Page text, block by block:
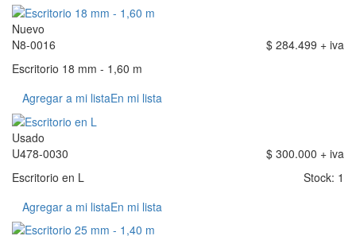
Nuevo
N8-0016
$ 284.499 + iva
Escritorio 18 mm - 1,60 m
Agregar a mi listaEn mi lista
Usado
U478-0030
$ 300.000 + iva
Escritorio en L
Stock: 1
Agregar a mi listaEn mi lista